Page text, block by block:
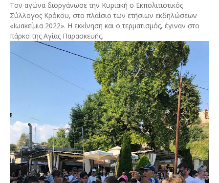
Τον αγώνα διοργάνωσε την Κυριακή ο Εκπολιτιστικός
Σύλλογος Κρόκου, στο πλαίσιο των ετήσιων εκδηλώσεων
«Ιωακείμια 2022». Η εκκίνηση και ο τερματισμός, έγιναν στο
πάρκο της Αγίας Παρασκευής.